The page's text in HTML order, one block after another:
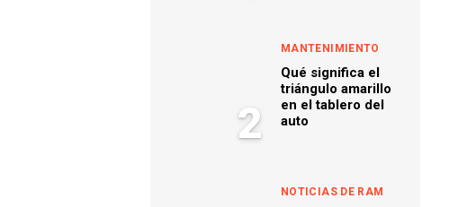
2
MANTENIMIENTO
Qué significa el
triángulo amarillo
en el tablero del
auto
NOTICIAS DE RAM